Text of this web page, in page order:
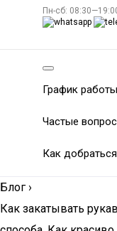
Пн-сб:
График работы
Частые
Как добраться
Блог ›
Как закатывать